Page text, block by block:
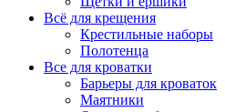
Всё для крещения
Крестильные наборы
Полотенца
Все для кроватки
Барьеры для кроваток
Маятники